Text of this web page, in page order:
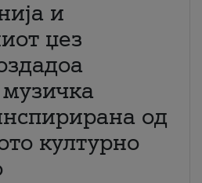
и
џез
од
културно